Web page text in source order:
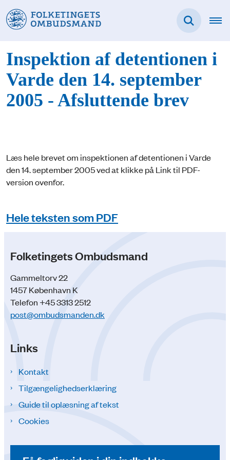
Inspektion af detentionen i
Varde den 14. september
2005 - Afsluttende brev
Læs hele brevet om inspektionen af detentionen i Varde
den 14. september 2005 ved at klikke på Link til PDF-
version ovenfor.
Hele teksten som PDF
Folketingets Ombudsmand
Gammeltorv 22
1457 København K
Telefon +45 3313 2512
post@ombudsmanden.dk
Links
Kontakt
Tilgængelighedserklæring
Guide til oplæsning af tekst
Cookies